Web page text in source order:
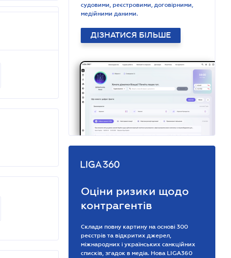
судовими, реєстровими, договірними,
медійними даними.
ДІЗНАТИСЯ БІЛЬШЕ
Оціни ризики щодо
контрагентів
Склади повну картину на основі 300
реєстрів та відкритих джерел,
міжнародних і українських санкційних
списків, згадок в медіа. Нова LIGA360